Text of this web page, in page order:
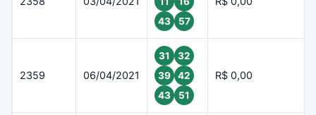
43
57
2359 06/04/2021
31
32
39
42
43
51
R$ 0,00